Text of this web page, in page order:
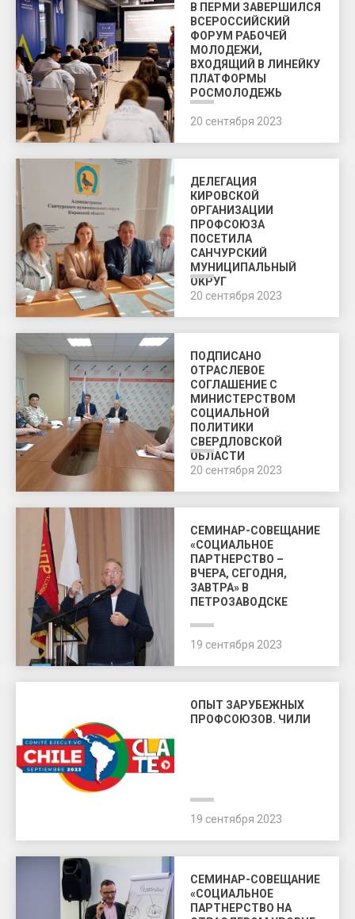
В ПЕРМИ ЗАВЕРШИЛСЯ
ВСЕРОССИЙСКИЙ
ФОРУМ РАБОЧЕЙ
МОЛОДЕЖИ,
ВХОДЯЩИЙ В ЛИНЕЙКУ
ПЛАТФОРМЫ
РОСМОЛОДЕЖЬ
20 сентября 2023
ДЕЛЕГАЦИЯ
КИРОВСКОЙ
ОРГАНИЗАЦИИ
ПРОФСОЮЗА
ПОСЕТИЛА
САНЧУРСКИЙ
МУНИЦИПАЛЬНЫЙ
ОКРУГ
20 сентября 2023
ПОДПИСАНО
ОТРАСЛЕВОЕ
СОГЛАШЕНИЕ С
МИНИСТЕРСТВОМ
СОЦИАЛЬНОЙ
ПОЛИТИКИ
СВЕРДЛОВСКОЙ
ОБЛАСТИ
20 сентября 2023
СЕМИНАР-СОВЕЩАНИЕ
«СОЦИАЛЬНОЕ
ПАРТНЕРСТВО –
ВЧЕРА, СЕГОДНЯ,
ЗАВТРА» В
ПЕТРОЗАВОДСКЕ
19 сентября 2023
ОПЫТ ЗАРУБЕЖНЫХ
ПРОФСОЮЗОВ. ЧИЛИ
19 сентября 2023
СЕМИНАР-СОВЕЩАНИЕ
«СОЦИАЛЬНОЕ
ПАРТНЕРСТВО НА